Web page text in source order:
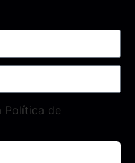
Política de